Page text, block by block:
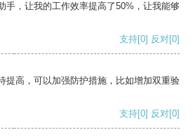
手，让我的工作效率提高了50%，让我能够
支持[0] 反对[0]
提高，可以加强防护措施，比如增加双重验
支持[0] 反对[0]